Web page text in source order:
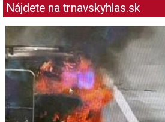
Nájdete na trnavskyhlas.sk